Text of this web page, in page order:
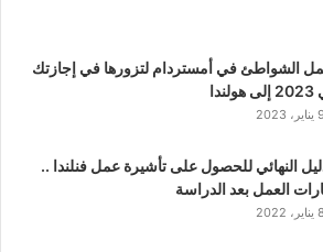
الشواطئ في أمستردام لتزورها في إجازتك
9 يناير، 2023
النهائي للحصول على تأشيرة عمل فنلندا ..
العمل بعد الدراسة
8 يناير، 2022